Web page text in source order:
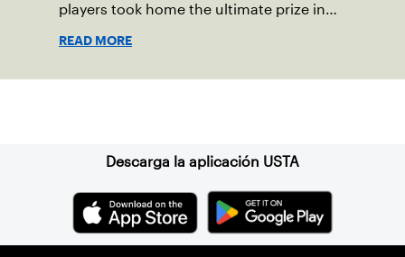
players took home the ultimate prize in
READ MORE
Descarga la aplicación USTA